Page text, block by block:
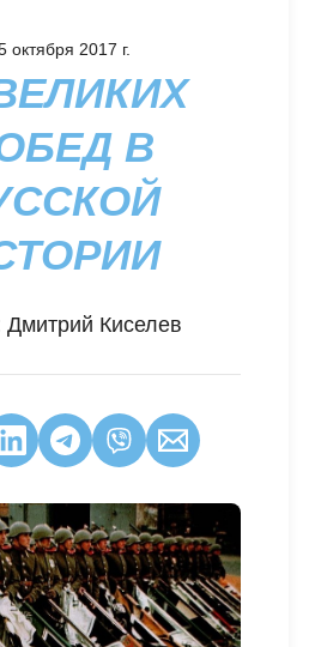
октября 2017 г.
В
Дмитрий Киселев